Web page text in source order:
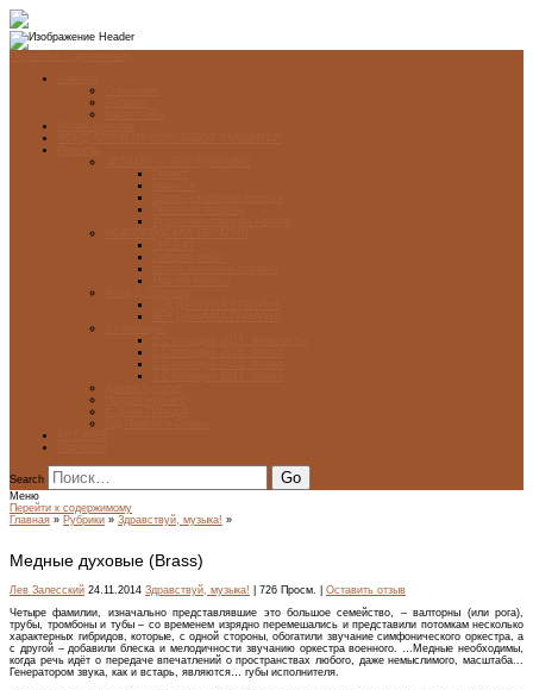
Search
Меню
Перейти к содержимому
Главная » Рубрики » Здравствуй, музыка! »
Медные духовые (Brass)
Лев Залесский 24.11.2014 Здравствуй, музыка! | 726 Просм. | Оставить отзыв
Четыре фамилии, изначально представлявшие это большое семейство, – валторны (или рога),
трубы, тромбоны и тубы – со временем изрядно перемешались и представили потомкам несколько
характерных гибридов, которые, с одной стороны, обогатили звучание симфонического оркестра, а
с другой – добавили блеска и мелодичности звучанию оркестра военного. …Медные необходимы,
когда речь идёт о передаче впечатлений о пространствах любого, даже немыслимого, масштаба...
Генератором звука, как и встарь, являются… губы исполнителя.